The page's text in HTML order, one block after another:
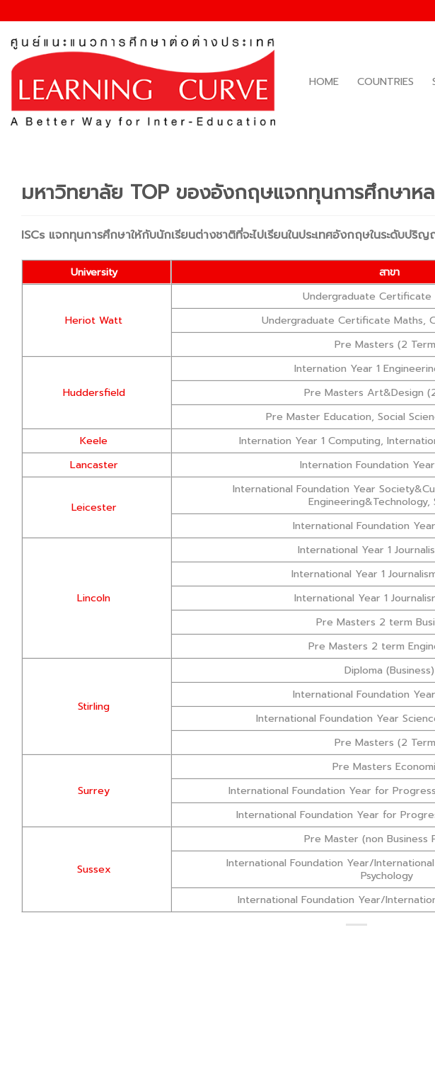
to
content
HOME COUNTRIES
มหาวิทยาลัย TOP ของอังกฤษแจกทุนการศึกษาหล
ISCs แจกทุนการศึกษาให้กับนักเรียนต่างชาติที่จะไปเรียนในประเทศอังกฤษในระดับป
University สาขา
Heriot Watt
Undergraduate Certificate
Undergraduate Certificate Maths,
Pre Masters (2
Huddersfield
Internation Year 1
Pre Masters Art&Design
Pre Master Education, Social
Keele
Internation Year 1 Computing,
Lancaster
Internation Foundation
Leicester
International Foundation Year
Engineering&Technology,
International Foundation
Lincoln
International Year 1
International Year 1
International Year 1
Pre Masters 2 term
Pre Masters 2 term
Stirling
Diploma (Business)
International Foundation
International Foundation Year
Pre Masters (2
Surrey
Pre Masters
International Foundation Year for
International Foundation Year for
Sussex
Pre Master (non Business
International Foundation Year/
Psychology
International Foundation Year/